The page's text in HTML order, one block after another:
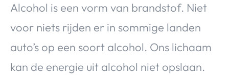
Alcohol is een vorm van brandstof. Niet
voor niets rijden er in sommige landen
auto’s op een soort alcohol. Ons lichaam
kan de energie uit alcohol niet opslaan.